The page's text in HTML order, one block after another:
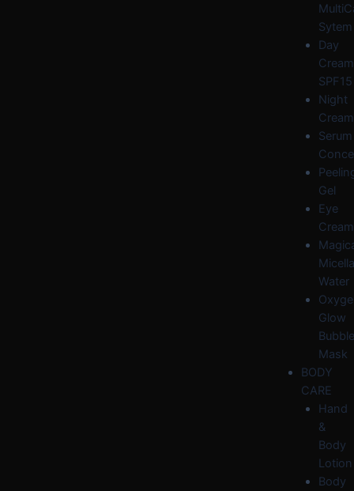
Sytem
Day
Cream
SPF15
Night
Cream
Serum
Gel
Eye
Cream
Water
Glow
Bubble
Mask
BODY
CARE
Hand
&
Body
Lotion
Body